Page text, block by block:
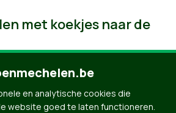
met koekjes naar de
en analytische cookies die
website goed te laten functioneren.